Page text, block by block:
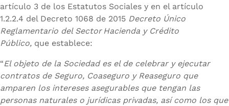
artículo 3 de los Estatutos Sociales y en el artículo
1.2.2.4 del Decreto 1068 de 2015 Decreto Único
Reglamentario del Sector Hacienda y Crédito
Público, que establece:
“El objeto de la Sociedad es el de celebrar y ejecutar
contratos de Seguro, Coaseguro y Reaseguro que
amparen los intereses asegurables que tengan las
personas naturales o jurídicas privadas, así como los que